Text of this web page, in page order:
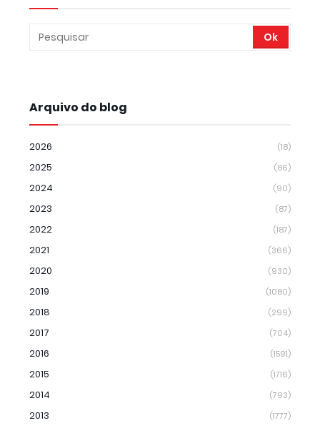
Arquivo do blog
2026 (18)
2025 (86)
2024 (90)
2023 (87)
2022 (187)
2021 (366)
2020 (930)
2019 (1080)
2018 (299)
2017 (704)
2016 (1591)
2015 (1716)
2014 (793)
2013 (1777)